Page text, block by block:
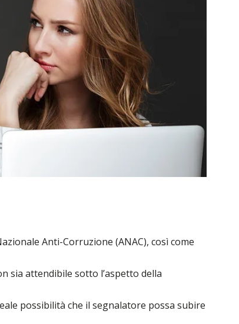
Anti-Corruzione (ANAC), così come
sia attendibile sotto l’aspetto della
possibilità che il segnalatore possa subire